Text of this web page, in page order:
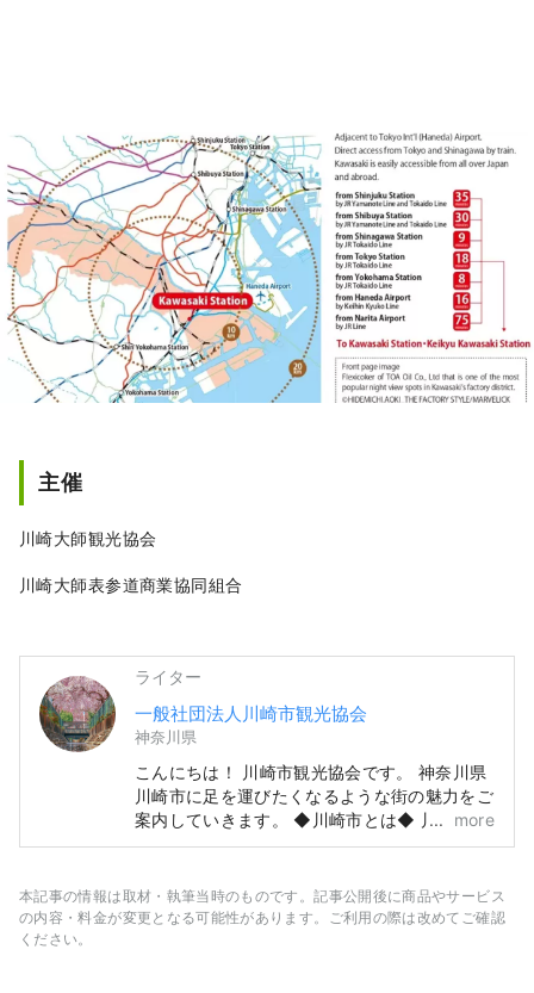
主催
川崎大師観光協会
川崎大師表参道商業協同組合
ライター
一般社団法人川崎市観光協会
神奈川県
こんにちは！ 川崎市観光協会です。 神奈川県
川崎市に足を運びたくなるような街の魅力をご
案内していきます。 ◆川崎市とは◆ 川崎市
は、東京の隣の神奈川県にありながら、羽田空
浜、鎌倉、箱根にも近く、154万人もの人が暮
らすベットタウンとして人気のある都市です。
more
本記事の情報は取材・執筆当時のものです。記事公開後に商品やサービス
の内容・料金が変更となる可能性があります。ご利用の際は改めてご確認
ください。